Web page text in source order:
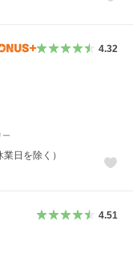
4.32
ー
日を除く）
4.51